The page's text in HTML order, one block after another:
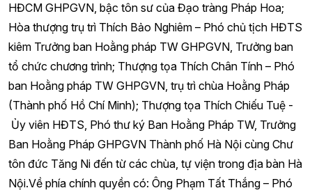
HĐCM GHPGVN, bậc tôn sư của Đạo tràng Pháp Hoa;
Hòa thượng trụ trì Thích Bảo Nghiêm – Phó chủ tịch HĐTS
kiêm Trưởng ban Hoằng pháp TW GHPGVN, Trưởng ban
tổ chức chương trình; Thượng tọa Thích Chân Tính – Phó
ban Hoằng pháp TW GHPGVN, trụ trì chùa Hoằng Pháp
(Thành phố Hồ Chí Minh); Thượng tọa Thích Chiếu Tuệ -
Ủy viên HĐTS, Phó thư ký Ban Hoằng Pháp TW, Trưởng
Ban Hoằng Pháp GHPGVN Thành phố Hà Nội cùng Chư
tôn đức Tăng Ni đến từ các chùa, tự viện trong địa bàn Hà
Nội.Về phía chính quyền có: Ông Phạm Tất Thắng – Phó